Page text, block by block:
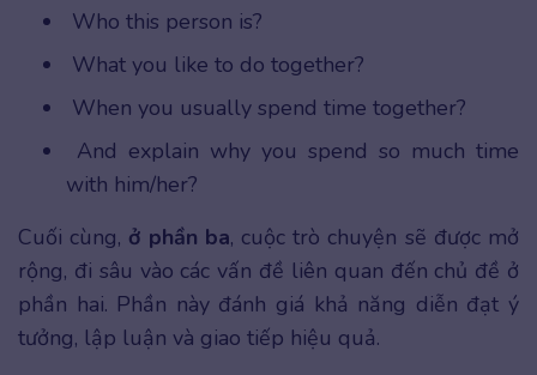
Who this person is?
What you like to do together?
When you usually spend time together?
And explain why you spend so much time
with him/her?
Cuối cùng, ở phần ba, cuộc trò chuyện sẽ được mở
rộng, đi sâu vào các vấn đề liên quan đến chủ đề ở
phần hai. Phần này đánh giá khả năng diễn đạt ý
tưởng, lập luận và giao tiếp hiệu quả.